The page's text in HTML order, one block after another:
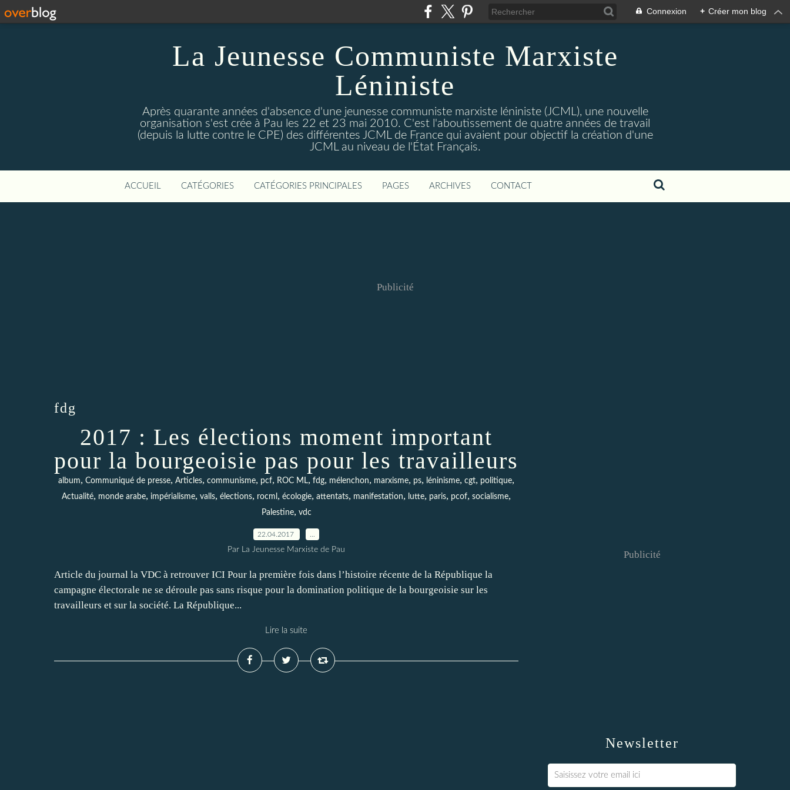
Connexion + Créer mon blog
La Jeunesse Communiste Marxiste
Léniniste
Après quarante années d'absence d'une jeunesse communiste marxiste léniniste (JCML), une nouvelle
organisation s'est crée à Pau les 22 et 23 mai 2010. C'est l'aboutissement de quatre années de travail
(depuis la lutte contre le CPE) des différentes JCML de France qui avaient pour objectif la création d'une
JCML au niveau de l'État Français.
ACCUEIL CATÉGORIES CATÉGORIES PRINCIPALES PAGES ARCHIVES CONTACT
Publicité
fdg
2017 : Les élections moment important
pour la bourgeoisie pas pour les travailleurs
album, Communiqué de presse, Articles, communisme, pcf, ROC ML, fdg, mélenchon, marxisme, ps, léninisme, cgt, politique,
Actualité, monde arabe, impérialisme, valls, élections, rocml , écologie, attentats, manifestation, lutte, paris, pcof, socialisme,
Palestine, vdc
22.04.2017
Par La Jeunesse Marxiste de Pau
Article du journal la VDC à retrouver ICI Pour la première fois dans l’histoire récente de la République la
campagne électorale ne se déroule pas sans risque pour la domination politique de la bourgeoisie sur les
travailleurs et sur la société. La République...
Lire la suite
Newsletter
Publicité